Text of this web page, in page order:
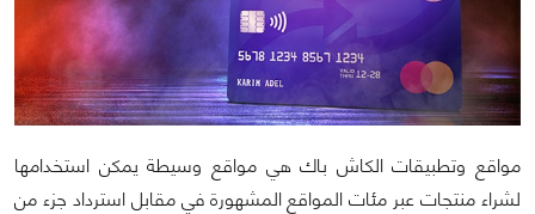
مواقع وتطبيقات الكاش باك هي مواقع وسيطة يمكن استخدامها
لشراء منتجات عبر مئات المواقع المشهورة في مقابل استرداد جزء من